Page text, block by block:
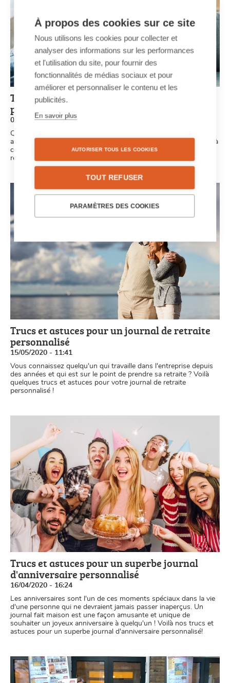
Trucs et astuces pour un journal de jubilé
personnalisé
05/06/2020 - 11:27
Que vous soyez ensemble depuis un an, cinq ans ou soixante
ans… Chaque anniversaire de mariage est une étape importante à
célébrer. Voilà quelques trucs et astuces pour votre journal de
retraite personnalisé !
Trucs et astuces pour un journal de retraite
personnalisé
15/05/2020 - 11:41
Vous connaissez quelqu'un qui travaille dans l'entreprise depuis
des années et qui est sur le point de prendre sa retraite ? Voilà
quelques trucs et astuces pour votre journal de retraite
personnalisé !
Trucs et astuces pour un superbe journal
d'anniversaire personnalisé
16/04/2020 - 16:24
Les anniversaires sont l'un de ces moments spéciaux dans la vie
d'une personne qui ne devraient jamais passer inaperçus. Un
journal fait maison est une façon amusante et unique de
souhaiter un joyeux anniversaire à quelqu'un ! Voilà nos trucs et
astuces pour un superbe journal d'anniversaire personnalisé!
À propos des cookies sur ce site
Nous utilisons les cookies pour collecter et
analyser des informations sur les performances
et l'utilisation du site, pour fournir des
fonctionnalités de médias sociaux et pour
améliorer et personnaliser le contenu et les
publicités.
En savoir plus
AUTORISER TOUS LES COOKIES
TOUT REFUSER
PARAMÈTRES DES COOKIES